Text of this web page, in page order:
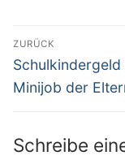
ZURÜCK
Vorheriger
Beitrag:
Schulkindergeld
Minijob der
Schreibe